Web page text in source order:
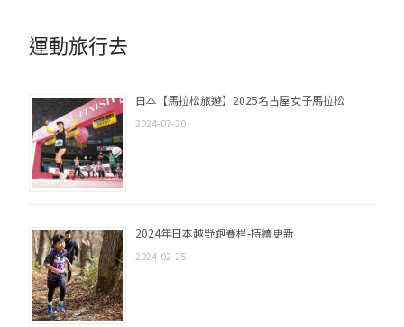
運動旅行去
日本【馬拉松旅遊】2025名古屋女子馬拉松
2024-07-20
2024年日本越野跑賽程-持續更新
2024-02-25